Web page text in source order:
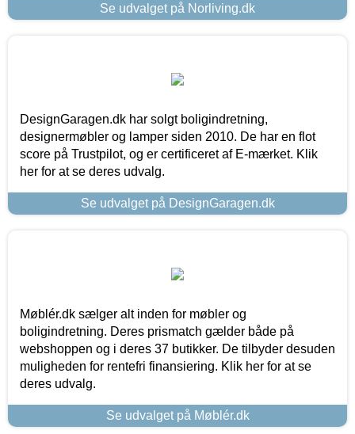
Se udvalget på Norliving.dk
DesignGaragen.dk har solgt boligindretning,
designermøbler og lamper siden 2010. De har en flot
score på Trustpilot, og er certificeret af E-mærket. Klik
her for at se deres udvalg.
Se udvalget på DesignGaragen.dk
Møblér.dk sælger alt inden for møbler og
boligindretning. Deres prismatch gælder både på
webshoppen og i deres 37 butikker. De tilbyder desuden
muligheden for rentefri finansiering. Klik her for at se
deres udvalg.
Se udvalget på Møblér.dk